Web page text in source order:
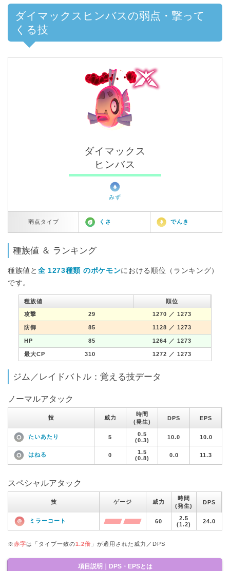
ダイマックスヒンバスの弱点・撃って
くる技
ダイマックス
ヒンバス
みず
弱点タイプ くさ でんき
種族値 ＆ ランキング
種族値と 全 1273種類 のポケモンにおける順位（ランキング）
です。
種族値 順位
攻撃 29 1270 ／ 1273
防御 85 1128 ／ 1273
HP 85 1264 ／ 1273
最大CP 310 1272 ／ 1273
ジム／レイドバトル：覚える技データ
ノーマルアタック
技 威力
時間
(発生)
DPS EPS
たいあたり 5
0.5
(0.3)
10.0 10.0
はねる 0
1.5
(0.8)
0.0 11.3
スペシャルアタック
技 ゲージ 威力
時間
(発生)
DPS
ミラーコート 60
2.5
(1.2)
24.0
※赤字は「タイプ一致の1.2倍 」が適用された威力／DPS
項目説明｜DPS・EPSとは